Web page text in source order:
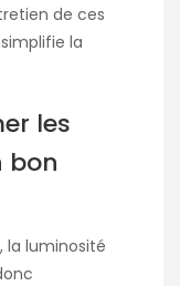
de ces
la
les
bon
la luminosité